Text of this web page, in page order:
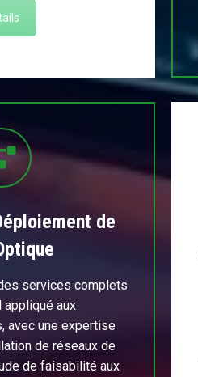
de
services complets
appliqué aux
avec une expertise
de réseaux de
de faisabilité aux